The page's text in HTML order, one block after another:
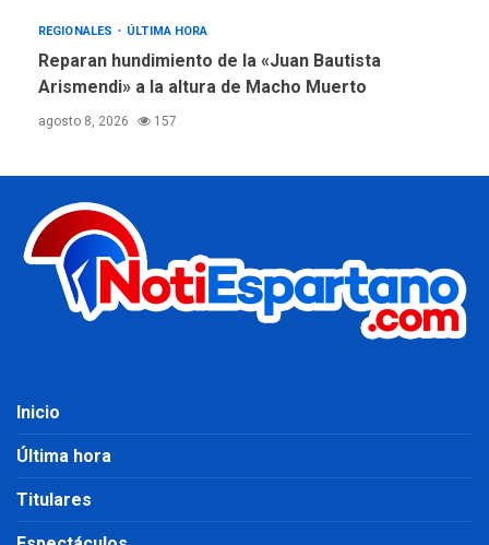
REGIONALES ÚLTIMA HORA
Reparan hundimiento de la «Juan Bautista
Arismendi» a la altura de Macho Muerto
agosto 8, 2026 157
Inicio
Última hora
Titulares